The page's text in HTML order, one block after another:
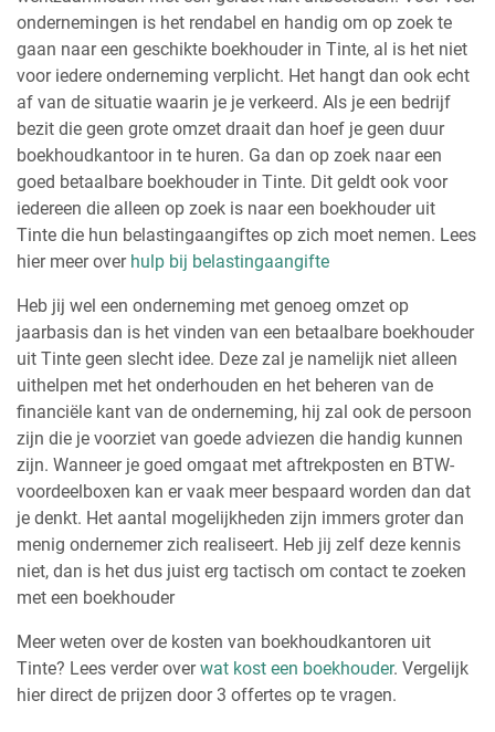
ondernemingen is het rendabel en handig om op zoek te
gaan naar een geschikte boekhouder in Tinte, al is het niet
voor iedere onderneming verplicht. Het hangt dan ook echt
af van de situatie waarin je je verkeerd. Als je een bedrijf
bezit die geen grote omzet draait dan hoef je geen duur
boekhoudkantoor in te huren. Ga dan op zoek naar een
goed betaalbare boekhouder in Tinte. Dit geldt ook voor
iedereen die alleen op zoek is naar een boekhouder uit
Tinte die hun belastingaangiftes op zich moet nemen. Lees
hier meer over hulp bij belastingaangifte
Heb jij wel een onderneming met genoeg omzet op
jaarbasis dan is het vinden van een betaalbare boekhouder
uit Tinte geen slecht idee. Deze zal je namelijk niet alleen
uithelpen met het onderhouden en het beheren van de
financiële kant van de onderneming, hij zal ook de persoon
zijn die je voorziet van goede adviezen die handig kunnen
zijn. Wanneer je goed omgaat met aftrekposten en BTW-
voordeelboxen kan er vaak meer bespaard worden dan dat
je denkt. Het aantal mogelijkheden zijn immers groter dan
menig ondernemer zich realiseert. Heb jij zelf deze kennis
niet, dan is het dus juist erg tactisch om contact te zoeken
met een boekhouder
Meer weten over de kosten van boekhoudkantoren uit
Tinte? Lees verder overwat kost een boekhouder. Vergelijk
hier direct de prijzen door 3 offertes op te vragen.